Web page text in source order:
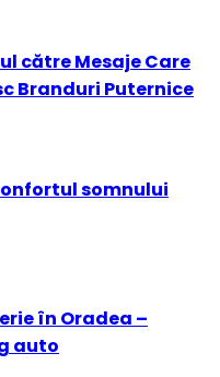
către Mesaje Care
Branduri Puternice
somnului
în Oradea –
auto